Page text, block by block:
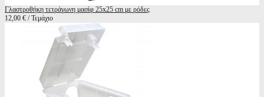
Γλαστροθήκη τετράγωνη μασίφ 25x25 cm με ρόδες
12,00 € / Τεμάχιο